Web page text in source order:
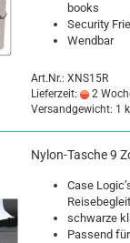
books
Se­cu­ri­ty
Wend­bar
Art.Nr.: XNS15R
Lieferzeit:
2
Versandgewicht: 1
Nylon-​​Ta­sche 9
Case
schwar­ze
Pas­send